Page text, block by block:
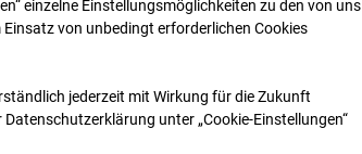
einzelne Einstellungsmöglichkeiten zu den von uns
von unbedingt erforderlichen Cookies
jederzeit mit Wirkung für die Zukunft
unter „Cookie-Einstellungen“